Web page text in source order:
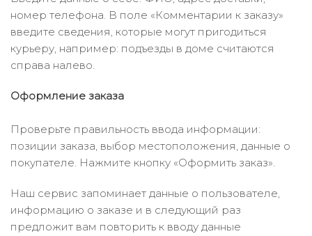
номер телефона. В поле «Комментарии к заказу»
введите сведения, которые могут пригодиться
курьеру, например: подъезды в доме считаются
справа налево.
Оформление заказа
Проверьте правильность ввода информации:
позиции заказа, выбор местоположения, данные о
покупателе. Нажмите кнопку «Оформить заказ».
Наш сервис запоминает данные о пользователе,
информацию о заказе и в следующий раз
предложит вам повторить к вводу данные